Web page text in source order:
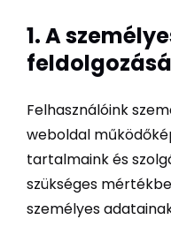
1. A
Felhasználóink
weboldal
tartalmaink és
szükséges
személyes